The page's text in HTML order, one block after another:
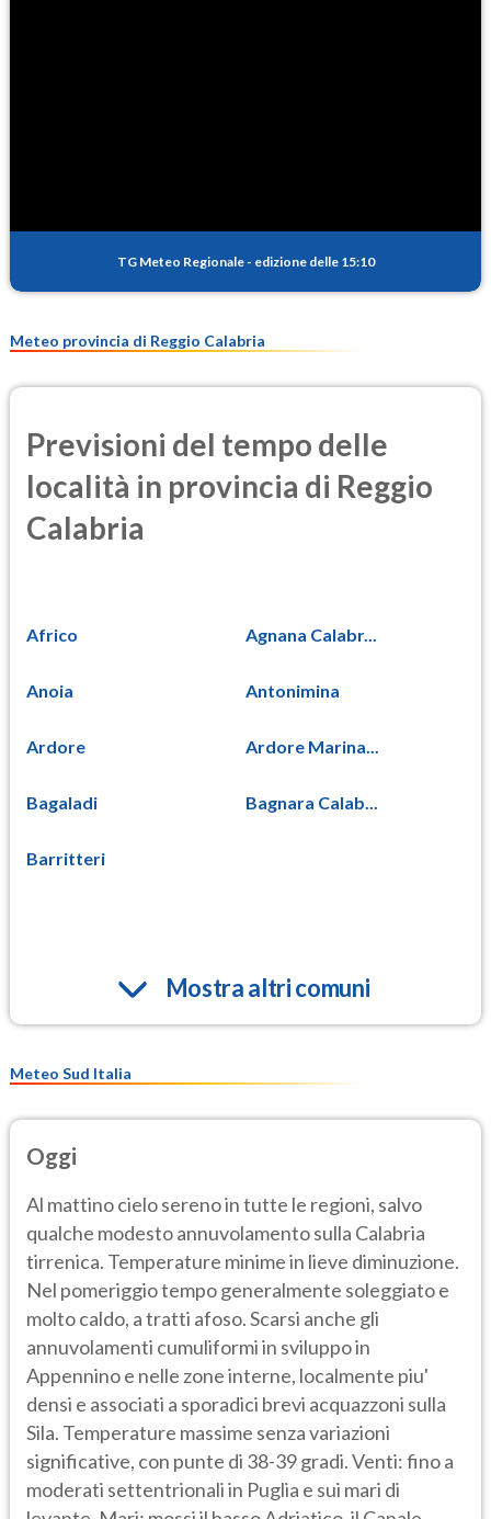
TG Meteo Regionale - edizione delle 15:10
Meteo provincia di Reggio Calabria
Previsioni del tempo delle
località in provincia di Reggio
Calabria
Africo Agnana Calabr...
Anoia Antonimina
Ardore Ardore Marina...
Bagaladi Bagnara Calab...
Barritteri
Mostra altri comuni
Meteo Sud Italia
Oggi
Al mattino cielo sereno in tutte le regioni, salvo
qualche modesto annuvolamento sulla Calabria
tirrenica. Temperature minime in lieve diminuzione.
Nel pomeriggio tempo generalmente soleggiato e
molto caldo, a tratti afoso. Scarsi anche gli
annuvolamenti cumuliformi in sviluppo in
Appennino e nelle zone interne, localmente piu'
densi e associati a sporadici brevi acquazzoni sulla
Sila. Temperature massime senza variazioni
significative, con punte di 38-39 gradi. Venti: fino a
moderati settentrionali in Puglia e sui mari di